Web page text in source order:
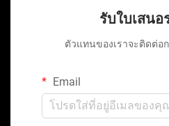
รับใบเสนอ
ตัวแทนของเราจะติดต่อ
Email